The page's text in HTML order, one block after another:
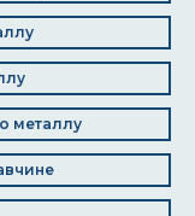
металлу